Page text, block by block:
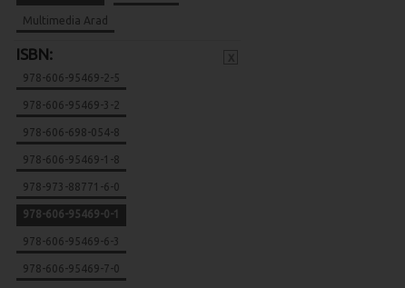
Multimedia Arad
ISBN:
978-606-95469-2-5
978-606-95469-3-2
978-606-698-054-8
978-606-95469-1-8
978-973-88771-6-0
978-606-95469-0-1
978-606-95469-6-3
978-606-95469-7-0